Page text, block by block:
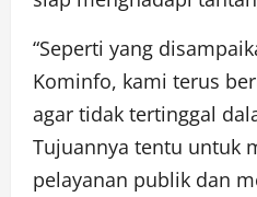
“Seperti yang
Kominfo, kami terus
agar tidak tertinggal
Tujuannya tentu untuk
pelayanan publik dan